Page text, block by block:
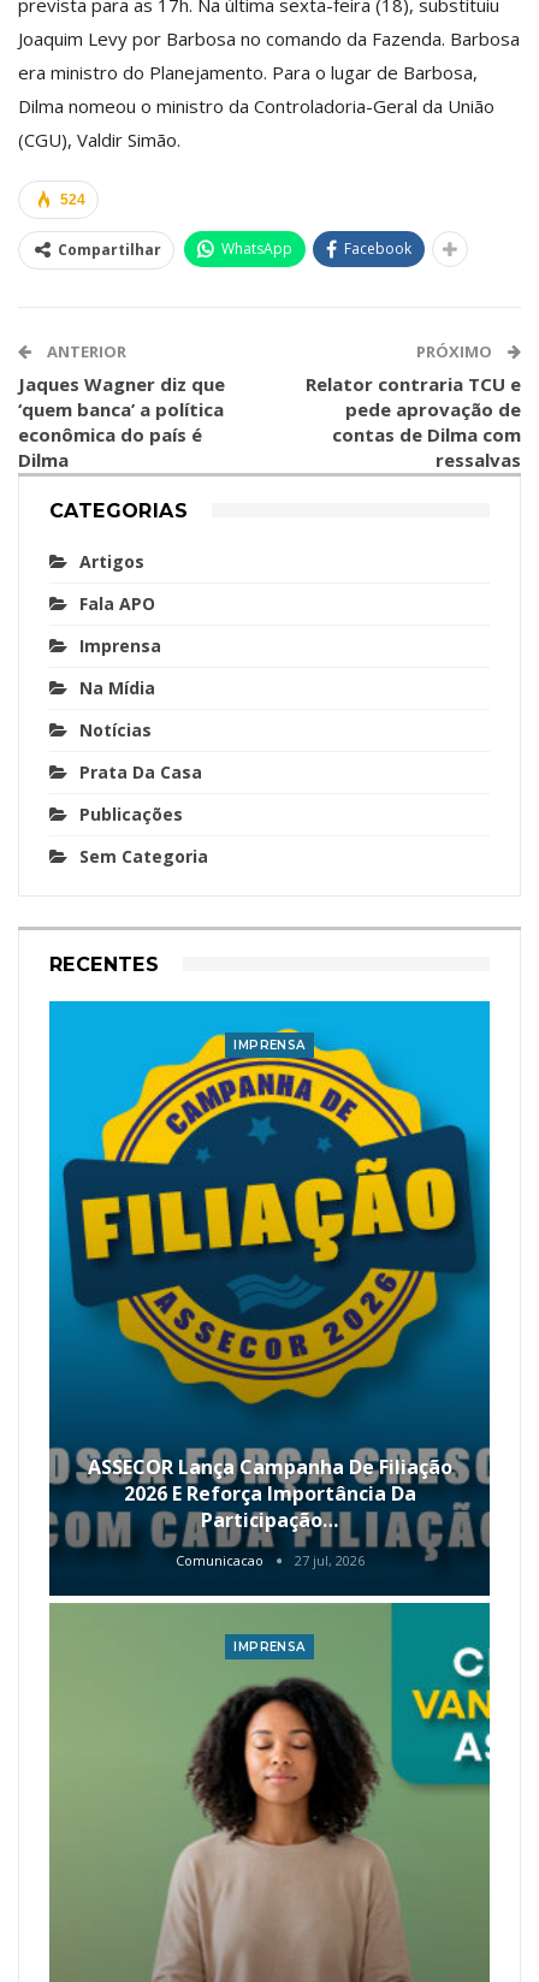
Joaquim Levy por Barbosa no comando da Fazenda. Barbosa
era ministro do Planejamento. Para o lugar de Barbosa,
Dilma nomeou o ministro da Controladoria-Geral da União
(CGU), Valdir Simão.
524
Compartilhar WhatsApp Facebook
ANTERIOR
Jaques Wagner diz que
‘quem banca’ a política
econômica do país é
Dilma
PRÓXIMO
Relator contraria TCU e
pede aprovação de
contas de Dilma com
ressalvas
CATEGORIAS
Artigos
Fala APO
Imprensa
Na Mídia
Notícias
Prata Da Casa
Publicações
Sem Categoria
RECENTES
IMPRENSA
ASSECOR Lança Campanha De Filiação
2026 E Reforça Importância Da
Participação…
Comunicacao 27 jul, 2026
IMPRENSA